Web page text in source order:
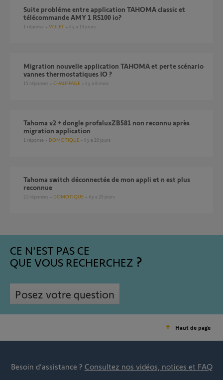
Suite probléme entre application TAHOMA classic et
télécommande AMY 1 RS100 io?
1 réponse VOLET il y a 13 jours
Migration nouvelle application TAHOMA et perte scénario
vannes thermostatiques IO ?
15 réponses CHAUFFAGE il y a 8 mois
tahoma v2 + dongle profaluxZB581 non reconnu après
migration application
1 réponse DOMOTIQUE il y a 20 jours
Tahoma switch déconnectée de mon appli et n est plus
reconnue
21 réponses DOMOTIQUE il y a 25 jours
CE N'EST PAS CE
QUE VOUS RECHERCHEZ
Posez votre question
Haut de page
Besoin d’assistance ? Consultez nos vidéos, notices et FAQ